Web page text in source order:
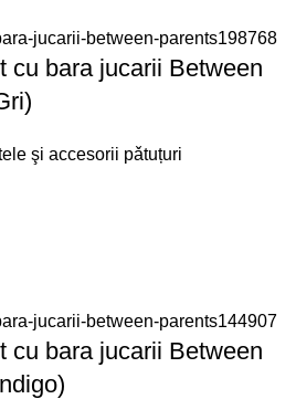
cu bara jucarii Between
şi accesorii pǎtuțuri
cu bara jucarii Between